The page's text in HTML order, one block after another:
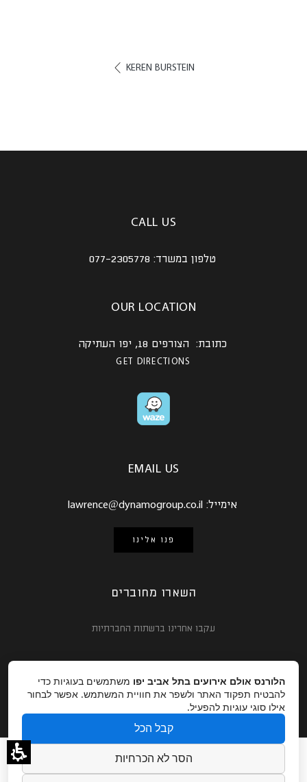
KEREN BURSTEIN
CALL US
טלפון במשרד: 077-2305778
OUR LOCATION
כתובת: הצורפים 18, יפו העתיקה
GET DIRECTIONS
EMAIL US
אימייל: lawrence@dynamogroup.co.il
פנו אלינו
השארו מחוברים
עקבו אחרינו ברשתות החברתיות
אודות גלריה מגזין
קרדיטים לצלמים הצהרת נגישות
הלורנס אולם אירועים בתל אביב יפו משתמשים בעוגיות כדי
להבטיח תפקוד האתר ולשפר את חוויית המשתמש. אפשר לבחור
אילו סוגי עוגיות להפעיל.
קבל הכל
הסר לא הכרחיות